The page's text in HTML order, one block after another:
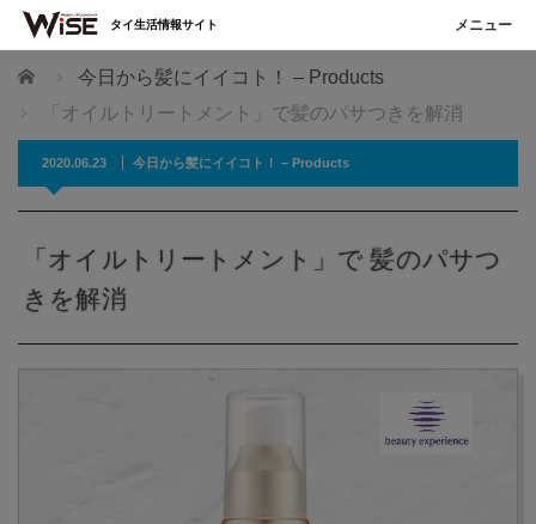
ホーム
今日から髪にイイコト！ – Products
「オイルトリートメント」で髪のパサつきを解消
2020.06.23 今日から髪にイイコト！ – Products
「オイルトリートメント」で 髪のパサつ
きを解消
タイ生活情報サイト